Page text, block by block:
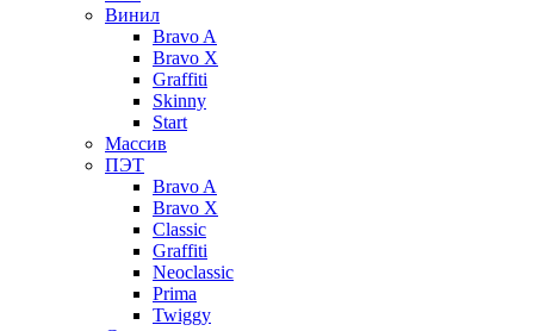
Винил
Bravo A
Bravo X
Graffiti
Skinny
Start
Массив
ПЭТ
Bravo A
Bravo X
Classic
Graffiti
Neoclassic
Prima
Twiggy